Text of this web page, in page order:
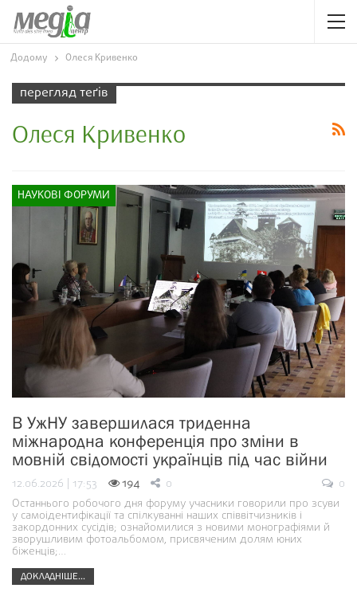
Додому Олеся Кривенко
перегляд теґів
Олеся Кривенко
НАУКОВІ ФОРУМИ
В УжНУ завершилася триденна
міжнародна конференція про зміни в
мовній свідомості українців під час війни
12.06.2026 | 17:53 194 0
0
Останнього робочого дня форуму учасники говорили про зсуви
у самоідентифікації та спілкуванні наших співвітчизників і
закордонних сусідів; ознайомилися з новими монографіями й
зворушливим фотоальбомом, присвяченим долям юних
біженців;…
ДОКЛАДНІШЕ...